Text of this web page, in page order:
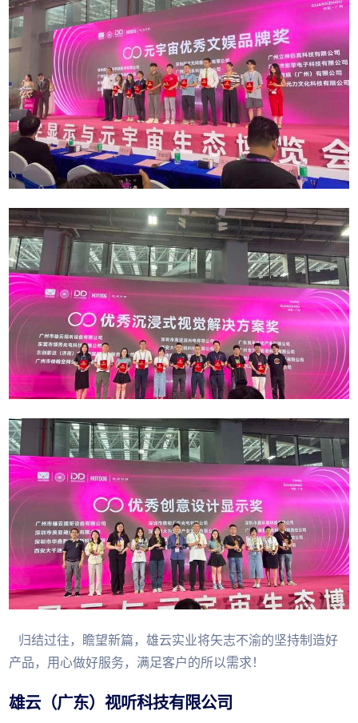
归结过往，瞻望新篇，雄云实业将矢志不渝的坚持制造好
产品，用心做好服务，满足客户的所以需求！
雄云（广东）视听科技有限公司